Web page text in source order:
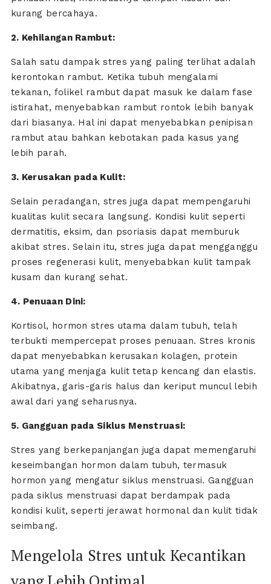
kurang bercahaya.
2. Kehilangan Rambut:
Salah satu dampak stres yang paling terlihat adalah
kerontokan rambut. Ketika tubuh mengalami
tekanan, folikel rambut dapat masuk ke dalam fase
istirahat, menyebabkan rambut rontok lebih banyak
dari biasanya. Hal ini dapat menyebabkan penipisan
rambut atau bahkan kebotakan pada kasus yang
lebih parah.
3. Kerusakan pada Kulit:
Selain peradangan, stres juga dapat mempengaruhi
kualitas kulit secara langsung. Kondisi kulit seperti
dermatitis, eksim, dan psoriasis dapat memburuk
akibat stres. Selain itu, stres juga dapat mengganggu
proses regenerasi kulit, menyebabkan kulit tampak
kusam dan kurang sehat.
4. Penuaan Dini:
Kortisol, hormon stres utama dalam tubuh, telah
terbukti mempercepat proses penuaan. Stres kronis
dapat menyebabkan kerusakan kolagen, protein
utama yang menjaga kulit tetap kencang dan elastis.
Akibatnya, garis-garis halus dan keriput muncul lebih
awal dari yang seharusnya.
5. Gangguan pada Siklus Menstruasi:
Stres yang berkepanjangan juga dapat memengaruhi
keseimbangan hormon dalam tubuh, termasuk
hormon yang mengatur siklus menstruasi. Gangguan
pada siklus menstruasi dapat berdampak pada
kondisi kulit, seperti jerawat hormonal dan kulit tidak
seimbang.
Mengelola Stres untuk Kecantikan